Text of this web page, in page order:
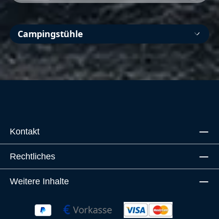
Campingstühle
Kontakt
Rechtliches
Weitere Inhalte